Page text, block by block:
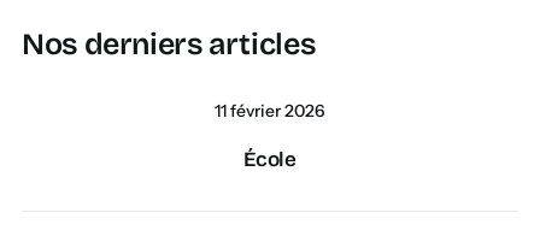
Nos derniers articles
11 février 2026
École